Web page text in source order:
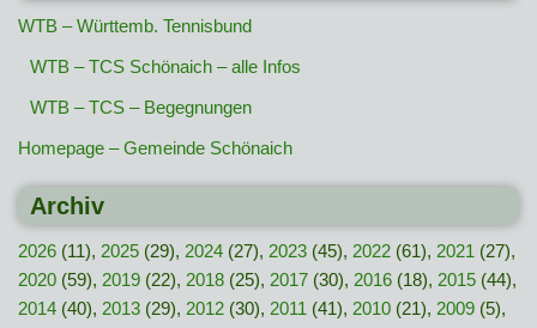
WTB – Württemb. Tennisbund
WTB – TCS Schönaich – alle Infos
WTB – TCS – Begegnungen
Homepage – Gemeinde Schönaich
Archiv
2026 (11), 2025 (29), 2024 (27), 2023 (45), 2022 (61), 2021 (27),
2020 (59), 2019 (22), 2018 (25), 2017 (30), 2016 (18), 2015 (44),
2014 (40), 2013 (29), 2012 (30), 2011 (41), 2010 (21), 2009 (5),